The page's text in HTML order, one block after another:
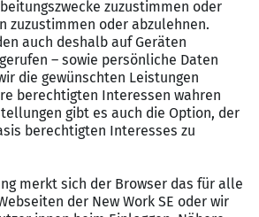
Ausbildung als Kaufmann für
und Finanzen (m/w/d) oder
Kompositgeschäft wünschenswert
und Freude am
Kundenkontakt